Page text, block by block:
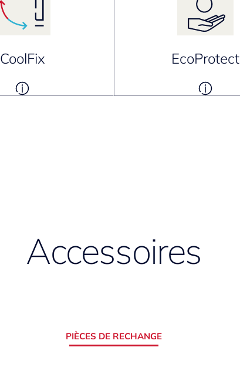
CoolFix EcoProtect
Accessoires
PIÈCES DE RECHANGE